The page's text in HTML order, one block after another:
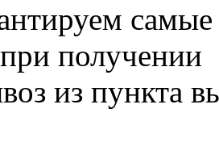
получении
из пункта